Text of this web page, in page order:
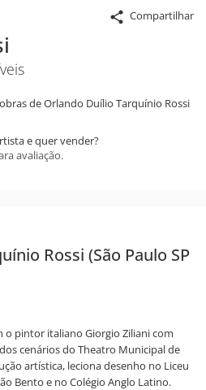
Compartilhar
de Orlando Duílio Tarquínio Rossi
e quer vender?
avaliação.
Rossi (São Paulo SP
o pintor italiano Giorgio Ziliani com
cenários do Theatro Municipal de
artística, leciona desenho no Liceu
Bento e no Colégio Anglo Latino.